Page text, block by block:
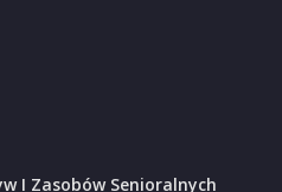
I Zasobów Senioralnych